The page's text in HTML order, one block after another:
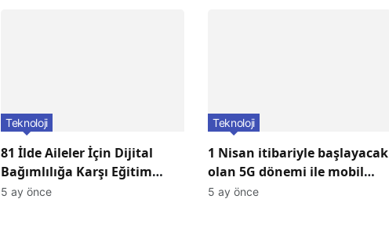
81 İlde Aileler İçin Dijital
Bağımlılığa Karşı Eğitim
Programları Başlıyor!
Teknoloji
5 ay önce
1 Nisan itibariyle başlayacak
olan 5G dönemi ile mobil
iletişimde devrim başlıyor!
Teknoloji
5 ay önce